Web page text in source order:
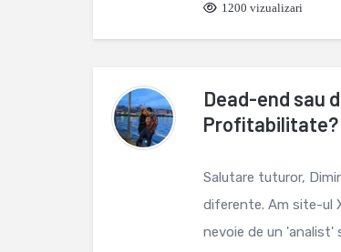
1200 vizualizari
Dead-end sau
Profitabilitate?
Salutare tuturor,
diferente. Am site-ul
nevoie de un 'analist'